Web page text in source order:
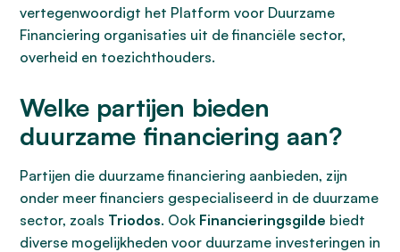
vertegenwoordigt het Platform voor Duurzame
Financiering organisaties uit de financiële sector,
overheid en toezichthouders.
Welke partijen bieden
duurzame financiering aan?
Partijen die duurzame financiering aanbieden, zijn
onder meer financiers gespecialiseerd in de duurzame
sector, zoals Triodos. Ook Financieringsgilde biedt
diverse mogelijkheden voor duurzame investeringen in